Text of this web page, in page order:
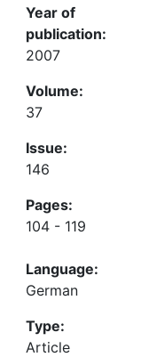
Year of
publication:
2007
Volume:
37
Issue:
146
Pages:
104 - 119
Language:
German
Type:
Article